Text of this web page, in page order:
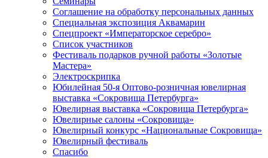
Соглашение на обработку персональных данных
Специальная экспозиция Аквамарин
Спецпроект «Императорское серебро»
Список участников
Фестиваль подарков ручной работы «Золотые
Мастера»
Электроскрипка
Юбилейная 50-я Оптово-розничная ювелирная
выставка «Сокровища Петербурга»
Ювелирная выставка «Сокровища Петербурга»
Ювелирные салоны «Сокровища»
Ювелирный конкурс «Национальные Сокровища»
Ювелирный фестиваль
Спасибо